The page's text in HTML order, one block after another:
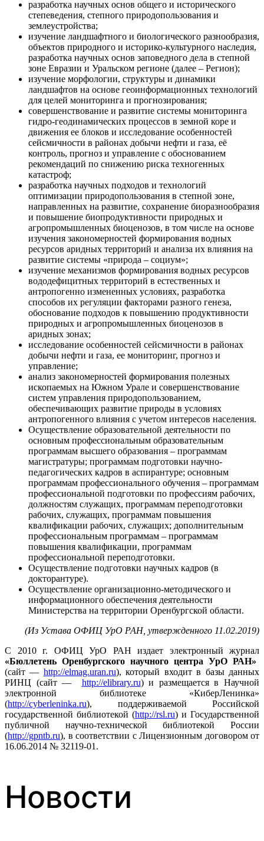
разработка научных основ общего и исторического
степеведения, степного природопользования и
землеустройства;
изучение ландшафтного и биологического разнообразия,
объектов природного и историко-культурного наследия,
разработка научных основ заповедного дела в степной
зоне Евразии и Уральском регионе (далее – Регион);
изучение морфологии, структуры и динамики
ландшафтов на основе геоинформационных технологий
для целей мониторинга и прогнозирования;
совершенствование и развитие системы мониторинга
гидро-геодинамических процессов в земной коре и
движения ее блоков и исследование особенностей
сейсмичности в районах добычи нефти и газа, её
контроль, прогноз и управление с обоснованием
рекомендаций по снижению риска техногенных
катастроф;
разработка научных подходов и технологий
оптимизации природопользования в степной зоне,
направленных на развитие, сохранение биоразнообразия
и повышение биопродуктивности природных и
агропромышленных биоценозов, в том числе на основе
изучения закономерностей формирования водных
ресурсов аридных территорий и анализа их влияния на
развитие системы «природа – социум»;
изучение механизмов формирования водных ресурсов
вододефицитных территорий в естественных и
антропогенно измененных условиях, разработка
способов их регуляции факторами разного генеза,
обоснование подходов к повышению продуктивности
природных и агропромышленных биоценозов в
аридных зонах;
исследование особенностей сейсмичности в районах
добычи нефти и газа, ее мониторинг, прогноз и
управление;
анализ закономерностей формирования полезных
ископаемых на Южном Урале и совершенствование
систем управления природопользованием,
обеспечивающих развитие природы в условиях
антропогенного влияния с учетом интересов населения.
Осуществление образовательной деятельности по
основным профессиональным образовательным
программам высшего образования – программам
магистратуры; программам подготовки научно-
педагогических кадров в аспирантуре; основным
программам профессионального обучения – программам
профессиональной подготовки по профессиям рабочих,
должностям служащих, программам переподготовки
рабочих, служащих, программам повышения
квалификации рабочих, служащих; дополнительным
профессиональным программам – программам
повышения квалификации, программам
профессиональной переподготовки.
Осуществление подготовки научных кадров (в
докторантуре).
Осуществление организационно-методического и
информационного обеспечения деятельности
Министерства на территории Оренбургской области.
(Из Устава ОФИЦ УрО РАН, утвержденного 11.02.2019)
С 2010 г. ОФИЦ УрО РАН издает электронный журнал
«Бюллетень Оренбургского научного центра УрО РАН»
(сайт — http://elmag.uran.ru), который входит в базы данных
РИНЦ (сайт — http://elibrary.ru) и размещается в Научной
электронной библиотеке «КиберЛенинка»
(http://cyberleninka.ru), поддерживаемой Российской
государственной библиотекой (http://rsl.ru) и Государственной
публичной научно-технической библиотекой России
(http://gpntb.ru), в соответствии с Лицензионным договором от
16.06.2014 № 32119-01.
Новости